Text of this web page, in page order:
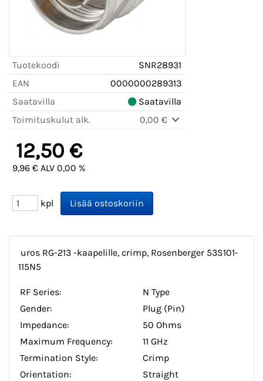
Tuotekoodi
SNR28931
EAN
0000000289313
Saatavilla
Saatavilla
Toimituskulut alk.
0,00 €
12,50 €
9,96 € ALV 0,00 %
kpl
uros RG-213 -kaapelille, crimp, Rosenberger 53S101-
115N5
RF Series:
N Type
Gender:
Plug (Pin)
Impedance:
50 Ohms
Maximum Frequency:
11 GHz
Termination Style:
Crimp
Orientation:
Straight